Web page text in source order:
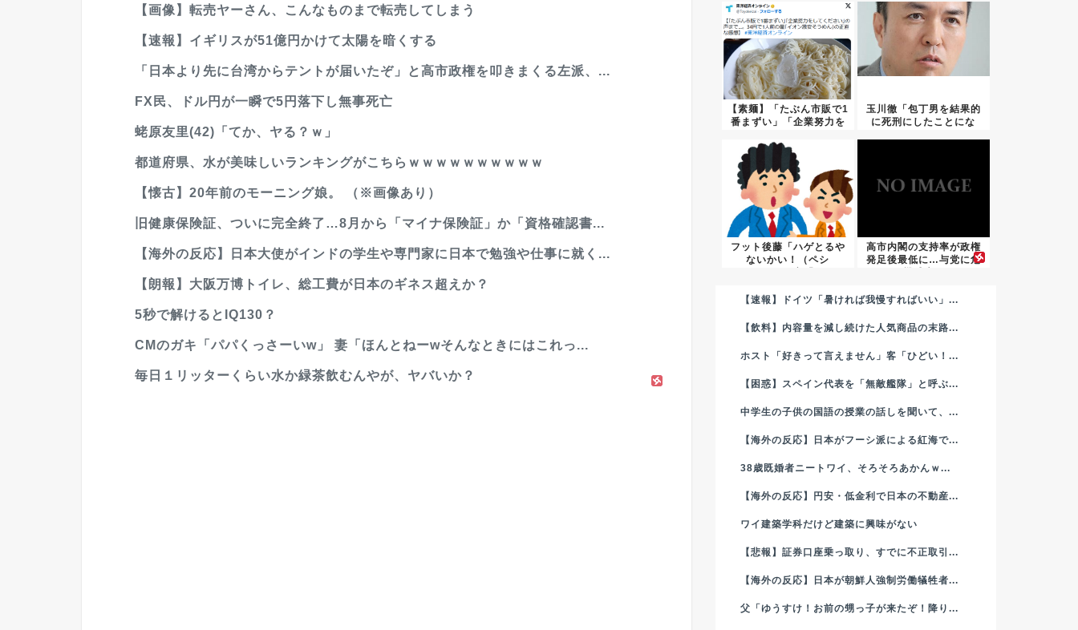
【画像】転売ヤーさん、こんなものまで転売してしまう
【速報】イギリスが51億円かけて太陽を暗くする
「日本より先に台湾からテントが届いたぞ」と高市政権を叩きまくる左派、...
FX民、ドル円が一瞬で5円落下し無事死亡
蛯原友里(42)「てか、ヤる？ｗ」
都道府県、水が美味しいランキングがこちらｗｗｗｗｗｗｗｗｗｗ
【懐古】20年前のモーニング娘。 （※画像あり）
旧健康保険証、ついに完全終了…8月から「マイナ保険証」か「資格確認書...
【海外の反応】日本大使がインドの学生や専門家に日本で勉強や仕事に就く...
【朗報】大阪万博トイレ、総工費が日本のギネス超えか？
5秒で解けるとIQ130？
CMのガキ「パパくっさーいw」 妻「ほんとねーwそんなときにはこれっ...
毎日１リッターくらい水か緑茶飲むんやが、ヤバいか？
【素麺】「たぶん市販で1
番まずい」「企業努力を
玉川徹「包丁男を結果的
に死刑にしたことにな
フット後藤「ハゲとるや
ないかい！（ペシ
高市内閣の支持率が政権
発足後最低に…与党に危
【速報】ドイツ「暑ければ我慢すればいい」...
【飲料】内容量を減し続けた人気商品の末路...
ホスト「好きって言えません」客「ひどい！...
【困惑】スペイン代表を「無敵艦隊」と呼ぶ...
中学生の子供の国語の授業の話しを聞いて、...
【海外の反応】日本がフーシ派による紅海で...
38歳既婚者ニートワイ、そろそろあかんｗ...
【海外の反応】円安・低金利で日本の不動産...
ワイ建築学科だけど建築に興味がない
【悲報】証券口座乗っ取り、すでに不正取引...
【海外の反応】日本が朝鮮人強制労働犠牲者...
父「ゆうすけ！お前の甥っ子が来たぞ！降り...